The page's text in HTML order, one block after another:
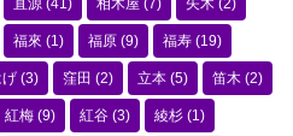
直源 (41) 相木屋 (7) 矢木 (2)
福來 (1) 福原 (9) 福寿 (19)
(3) 窪田 (2) 立本 (5) 笛木 (2)
紅梅 (9) 紅谷 (3) 綾杉 (1)